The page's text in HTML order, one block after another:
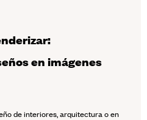
en imágenes
de interiores, arquitectura o en